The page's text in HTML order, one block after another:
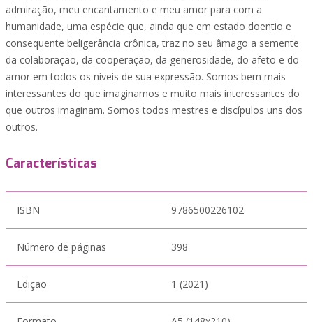
admiração, meu encantamento e meu amor para com a
humanidade, uma espécie que, ainda que em estado doentio e
consequente beligerância crônica, traz no seu âmago a semente
da colaboração, da cooperação, da generosidade, do afeto e do
amor em todos os níveis de sua expressão. Somos bem mais
interessantes do que imaginamos e muito mais interessantes do
que outros imaginam. Somos todos mestres e discípulos uns dos
outros.
Características
ISBN 9786500226102
Número de páginas 398
Edição 1 (2021)